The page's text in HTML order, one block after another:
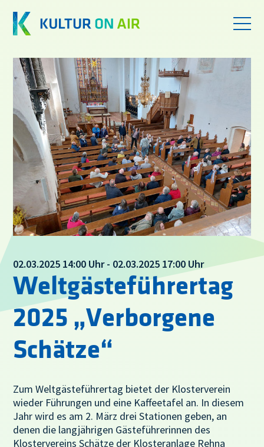
02.03.2025 14:00 Uhr - 02.03.2025 17:00 Uhr
Weltgästeführertag
2025 „Verborgene
Schätze“
Zum Weltgästeführertag bietet der Klosterverein
wieder Führungen und eine Kaffeetafel an. In diesem
Jahr wird es am 2. März drei Stationen geben, an
denen die langjährigen Gästeführerinnen des
Klostervereins Schätze der Klosteranlage Rehna